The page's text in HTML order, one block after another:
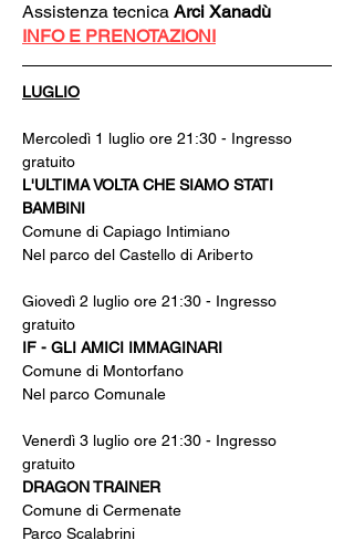
Assistenza tecnica Arci Xanadù
INFO E PRENOTAZIONI
LUGLIO
Mercoledì 1 luglio ore 21:30 - Ingresso
gratuito
L'ULTIMA VOLTA CHE SIAMO STATI
BAMBINI
Comune di Capiago Intimiano
Nel parco del Castello di Ariberto
Giovedì 2 luglio ore 21:30 - Ingresso
gratuito
IF - GLI AMICI IMMAGINARI
Comune di Montorfano
Nel parco Comunale
Venerdì 3 luglio ore 21:30 - Ingresso
gratuito
DRAGON TRAINER
Comune di Cermenate
Parco Scalabrini